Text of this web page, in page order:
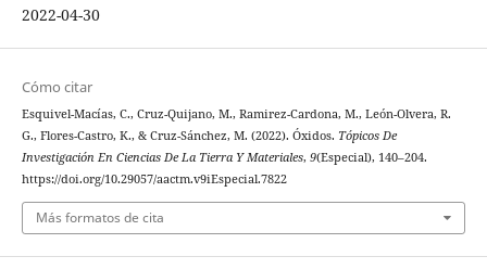
2022-04-30
Cómo citar
Esquivel-Macías, C., Cruz-Quijano, M., Ramirez-Cardona, M., León-Olvera, R.
G., Flores-Castro, K., & Cruz-Sánchez, M. (2022). Óxidos. Tópicos De
Investigación En Ciencias De La Tierra Y Materiales, 9(Especial), 140–204.
https://doi.org/10.29057/aactm.v9iEspecial.7822
Más formatos de cita